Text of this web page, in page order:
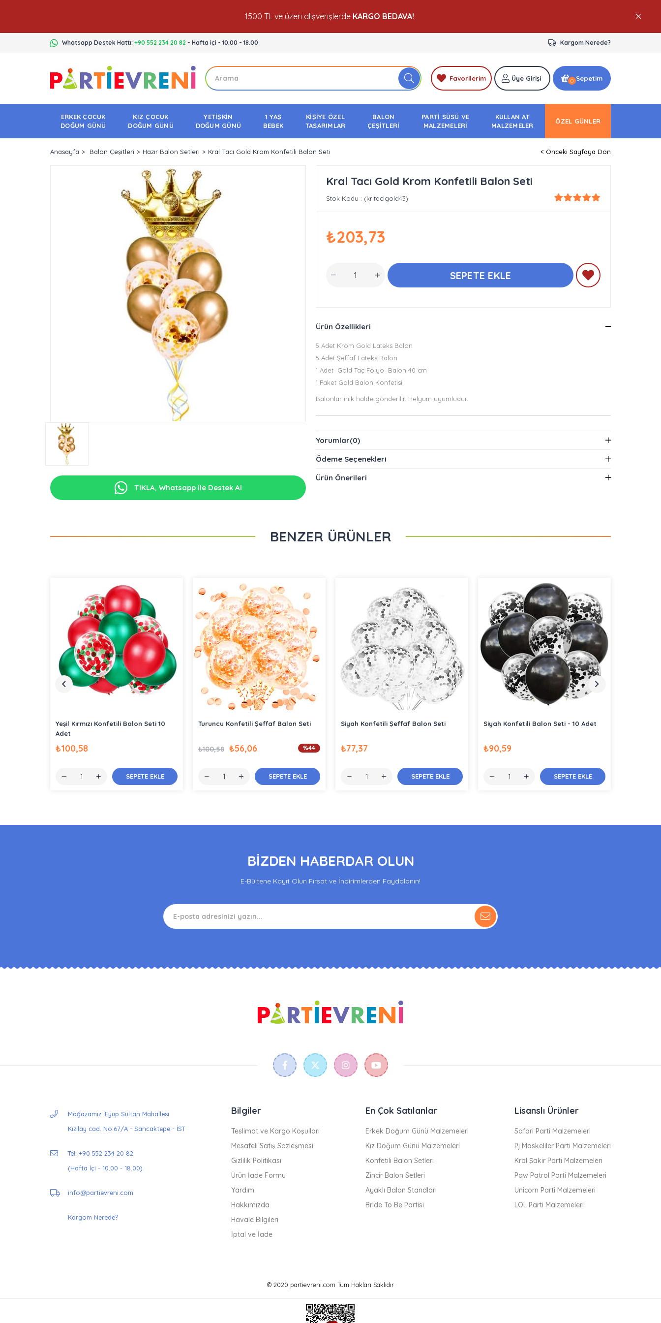
1500 TL ve üzeri alışverişlerde KARGO BEDAVA!
Whatsapp Destek Hattı: +90 552 234 20 82 - Hafta içi - 10.00 - 18.00 Kargom Nerede?
Sepetim
0
Üye Girişi
Favorilerim
ERKEK ÇOCUK
DOĞUM GÜNÜ
KIZ ÇOCUK
DOĞUM GÜNÜ
YETİŞKİN
DOĞUM GÜNÜ
1 YAŞ
BEBEK
KİŞİYE ÖZEL
TASARIMLAR
BALON
ÇEŞİTLERİ
PARTİ SÜSÜ VE
MALZEMELERİ
KULLAN AT
MALZEMELER
ÖZEL GÜNLER
Anasayfa Balon Çeşitleri Hazır Balon Setleri Kral Tacı Gold Krom Konfetili Balon Seti < Önceki Sayfaya Dön
TIKLA, Whatsapp ile Destek Al
Kral Tacı Gold Krom Konfetili Balon Seti
Stok Kodu (krltacigold43)
₺203,73
Ürün Özellikleri
5 Adet Krom Gold Lateks Balon
5 Adet Şeffaf Lateks Balon
1 Adet Gold Taç Folyo Balon 40 cm
1 Paket Gold Balon Konfetisi
Balonlar inik halde gönderilir. Helyum uyumludur.
Yorumlar(0)
Ödeme Seçenekleri
Ürün Önerileri
BENZER ÜRÜNLER
Yeşil Kırmızı Konfetili Balon Seti 10
Adet
₺100,58
SEPETE EKLE
Turuncu Konfetili Şeffaf Balon Seti
₺56,06
₺100,58
SEPETE EKLE
%44
Siyah Konfetili Şeffaf Balon Seti
₺77,37
SEPETE EKLE
Siyah Konfetili Balon Seti - 10 Adet
₺90,59
SEPETE EKLE
BİZDEN HABERDAR OLUN
E-Bültene Kayıt Olun Fırsat ve İndirimlerden Faydalanın!
Mağazamız: Eyüp Sultan Mahallesi
Kızılay cad. No:67/A - Sancaktepe - İST
Tel: +90 552 234 20 82
(Hafta İçi - 10.00 - 18.00)
info@partievreni.com
Kargom Nerede?
Bilgiler
Teslimat ve Kargo Koşulları
Mesafeli Satış Sözleşmesi
Gizlilik Politikası
Ürün İade Formu
Yardım
Hakkımızda
Havale Bilgileri
İptal ve İade
En Çok Satılanlar
Erkek Doğum Günü Malzemeleri
Kız Doğum Günü Malzemeleri
Konfetili Balon Setleri
Zincir Balon Setleri
Ayaklı Balon Standları
Bride To Be Partisi
Lisanslı Ürünler
Safari Parti Malzemeleri
Pj Maskeliler Parti Malzemeleri
Kral Şakir Parti Malzemeleri
Paw Patrol Parti Malzemeleri
Unicorn Parti Malzemeleri
LOL Parti Malzemeleri
© 2020 partievreni.com Tüm Hakları Saklıdır